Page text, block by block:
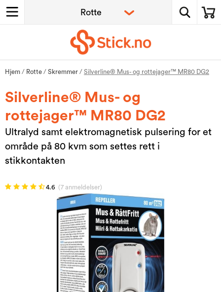
Hjem / Rotte / Skremmer / Silverline® Mus- og rottejager™ MR80 DG2
Silverline® Mus- og
rottejager™ MR80 DG2
Ultralyd samt elektromagnetisk pulsering for et
område på 80 kvm som settes rett i
stikkontakten
4.6 (7 anmeldelser)